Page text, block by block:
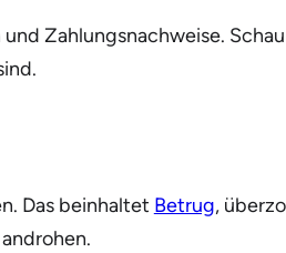
Zahlungsnachweise.
Das beinhaltet Betrug,